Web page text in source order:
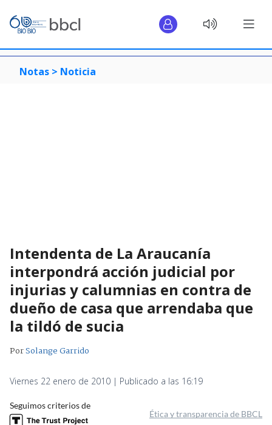
Notas > Noticia
Intendenta de La Araucanía
interpondrá acción judicial por
injurias y calumnias en contra de
dueño de casa que arrendaba que
la tildó de sucia
PorSolange Garrido
Viernes 22 enero de 2010 | Publicado a las 16:19
Seguimos criterios de
Ética y transparencia de BBCL